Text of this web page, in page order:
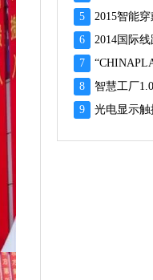
5
2015智能
6
2014国际
7
“CHINAPLAS 2015
8
智慧工厂
9
光电显示触